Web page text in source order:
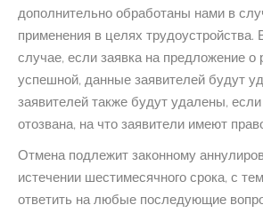
дополнительно обработаны нами в
применения в целях трудоустройства.
случае, если заявка на предложение о
успешной, данные заявителей будут
заявителей также будут удалены,
отозвана, на что заявители имеют
Отмена подлежит законному
истечении шестимесячного срока, с
ответить на любые последующие